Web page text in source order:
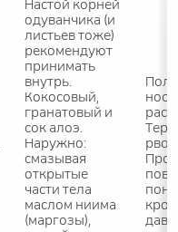
Настой корней
одуванчика (и
листьев тоже)
рекомендуют
принимать
внутрь.
Кокосовый,
гранатовый и
сок алоэ.
Наружно:
смазывая
открытые
части тела
маслом ниима
(маргозы),